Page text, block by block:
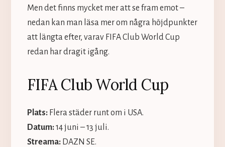
Men det finns mycket mer att se fram emot –
nedan kan man läsa mer om några höjdpunkter
att längta efter, varav FIFA Club World Cup
redan har dragit igång.
FIFA Club World Cup
Plats: Flera städer runt om i USA.
Datum:14 juni – 13 juli.
Streama:DAZN SE.